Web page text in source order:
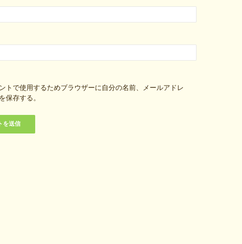
トで使用するためブラウザーに自分の名前、メールアドレ
保存する。